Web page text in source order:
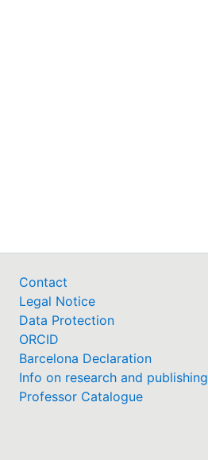
Contact
Legal Notice
Data Protection
ORCID
Barcelona Declaration
Info on research and publishing
Professor Catalogue